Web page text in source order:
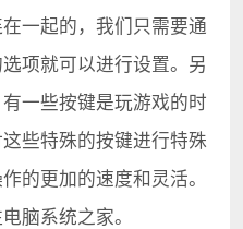
一起的，我们只需要通
项就可以进行设置。另
一些按键是玩游戏的时
些特殊的按键进行特殊
的更加的速度和灵活。
脑系统之家。